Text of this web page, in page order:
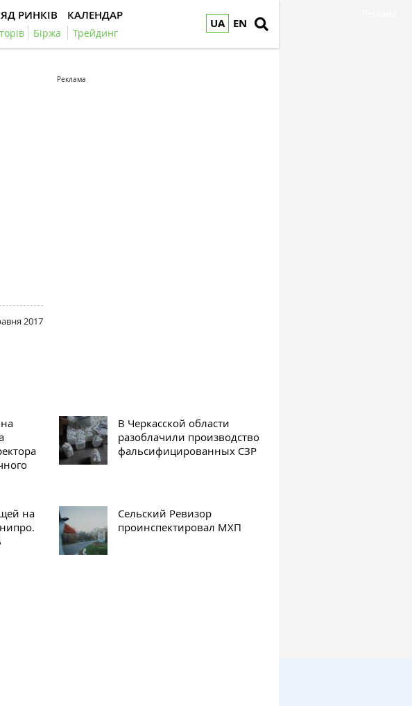
UA EN
РИНКІВ КАЛЕНДАР
Біржа Трейдинг
2017
Реклама
В Черкасской области
разоблачили производство
фальсифицированных СЗР
на
Сельский Ревизор
проинспектировал МХП